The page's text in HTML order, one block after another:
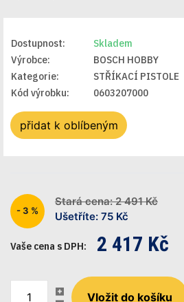
Dostupnost:
Skladem
Výrobce:
BOSCH HOBBY
Kategorie:
STŘÍKACÍ PISTOLE
Kód výrobku:
0603207000
přidat k oblíbeným
- 3 %
Stará cena: 2 491 Kč
Ušetříte: 75 Kč
Vaše cena s DPH: 2 417 Kč